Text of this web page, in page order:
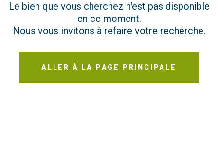
Le bien que vous cherchez n'est pas disponible
en ce moment.
Nous vous invitons à refaire votre recherche.
ALLER À LA PAGE PRINCIPALE